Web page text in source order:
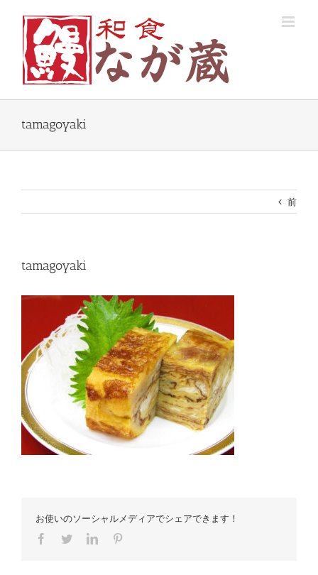
content
tamagoyaki
前
tamagoyaki
お使いのソーシャルメディアでシェアできます！
Facebook
TwitterLinkedIn